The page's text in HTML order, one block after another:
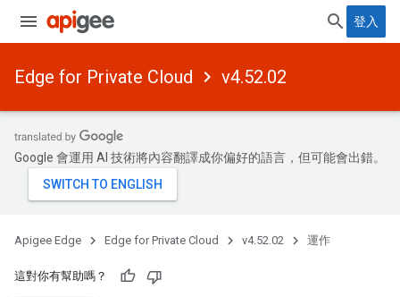
登入
Edge for Private Cloud v4.52.02
Google 會運用 AI 技術將內容翻譯成你偏好的語言，但可能會出錯。
Apigee Edge Edge for Private Cloud v4.52.02 運作
這對你有幫助嗎？